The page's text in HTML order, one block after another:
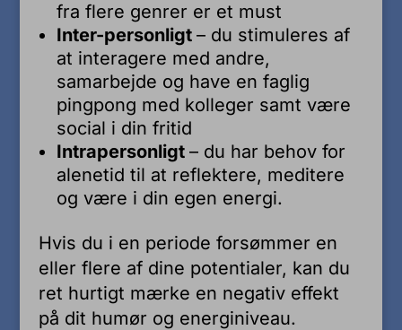
fra flere genrer er et must
Inter-personligt – du stimuleres af
at interagere med andre,
samarbejde og have en faglig
pingpong med kolleger samt være
social i din fritid
Intrapersonligt – du har behov for
alenetid til at reflektere, meditere
og være i din egen energi.
Hvis du i en periode forsømmer en
eller flere af dine potentialer, kan du
ret hurtigt mærke en negativ effekt
på dit humør og energiniveau.